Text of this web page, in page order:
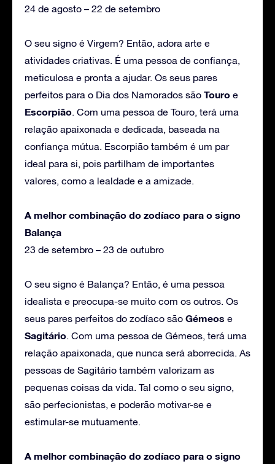
24 de agosto – 22 de setembro
O seu signo é Virgem? Então, adora arte e
atividades criativas. É uma pessoa de confiança,
meticulosa e pronta a ajudar. Os seus pares
perfeitos para o Dia dos Namorados são Touro e
Escorpião. Com uma pessoa de Touro, terá uma
relação apaixonada e dedicada, baseada na
confiança mútua. Escorpião também é um par
ideal para si, pois partilham de importantes
valores, como a lealdade e a amizade.
A melhor combinação do zodíaco para o signo
Balança
23 de setembro – 23 de outubro
O seu signo é Balança? Então, é uma pessoa
idealista e preocupa-se muito com os outros. Os
seus pares perfeitos do zodíaco são Gémeos e
Sagitário. Com uma pessoa de Gémeos, terá uma
relação apaixonada, que nunca será aborrecida. As
pessoas de Sagitário também valorizam as
pequenas coisas da vida. Tal como o seu signo,
são perfecionistas, e poderão motivar-se e
estimular-se mutuamente.
A melhor combinação do zodíaco para o signo